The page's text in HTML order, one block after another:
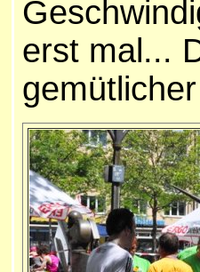
erst mal...